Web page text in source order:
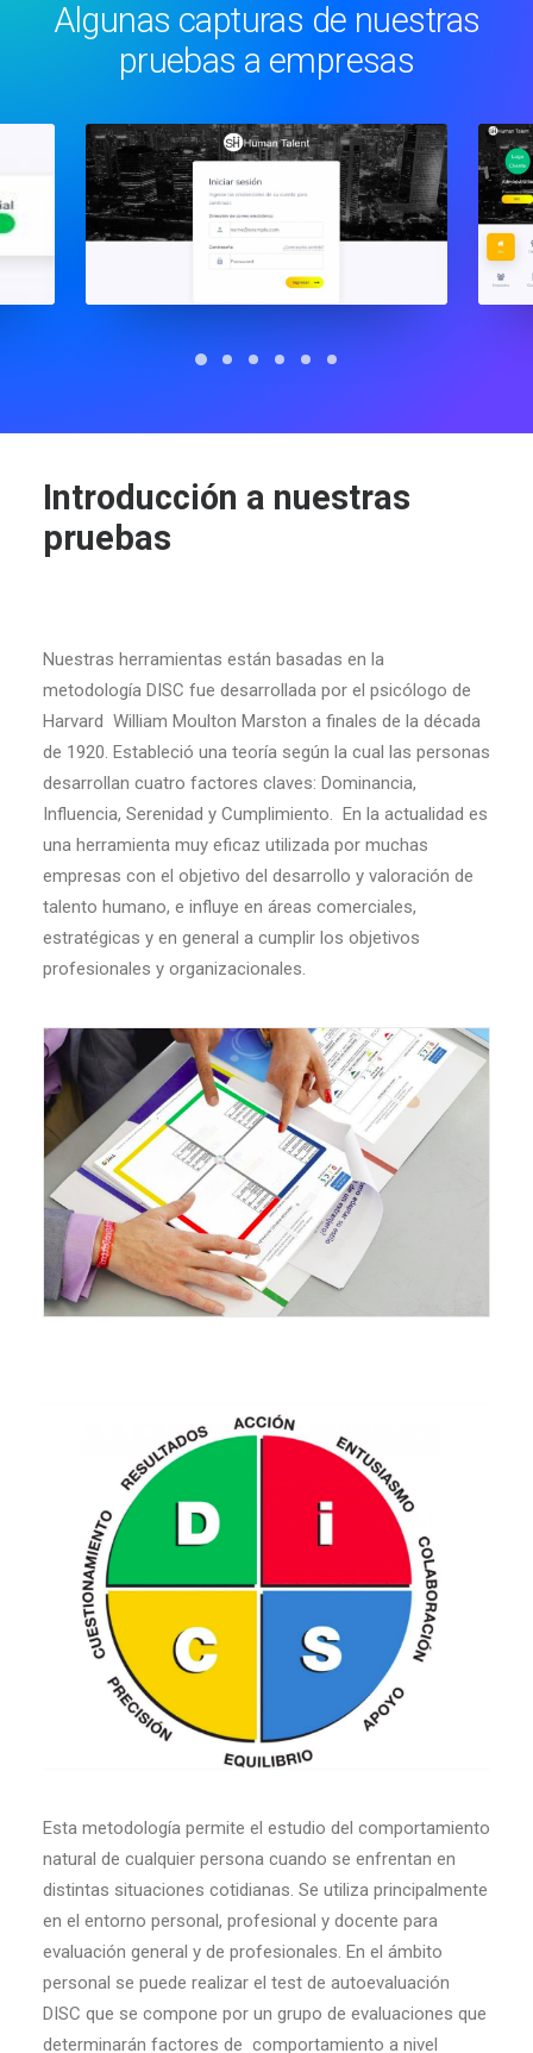
Algunas capturas de nuestras
pruebas a empresas
Introducción a nuestras
pruebas
Nuestras herramientas están basadas en la
metodología DISC fue desarrollada por el psicólogo de
Harvard William Moulton Marston a finales de la década
de 1920. Estableció una teoría según la cual las personas
desarrollan cuatro factores claves: Dominancia,
Influencia, Serenidad y Cumplimiento. En la actualidad es
una herramienta muy eficaz utilizada por muchas
empresas con el objetivo del desarrollo y valoración de
talento humano, e influye en áreas comerciales,
estratégicas y en general a cumplir los objetivos
profesionales y organizacionales.
Esta metodología permite el estudio del comportamiento
natural de cualquier persona cuando se enfrentan en
distintas situaciones cotidianas. Se utiliza principalmente
en el entorno personal, profesional y docente para
evaluación general y de profesionales. En el ámbito
personal se puede realizar el test de autoevaluación
DISC que se compone por un grupo de evaluaciones que
determinarán factores de comportamiento a nivel